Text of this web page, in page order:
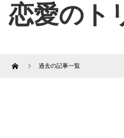
恋愛のト
Home 過去の記事一覧